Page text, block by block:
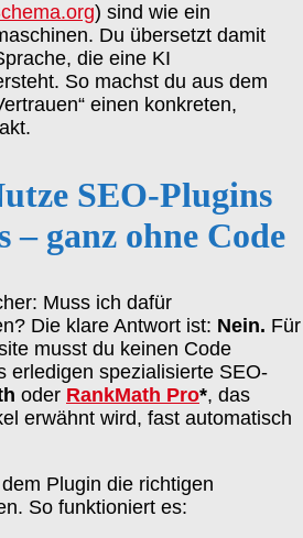
) sind wie ein
Du übersetzt damit
die eine KI
So machst du aus dem
einen konkreten,
SEO-Plugins
– ganz ohne Code
Muss ich dafür
Die klare Antwort ist: Nein. Für
musst du keinen Code
erledigen spezialisierte SEO-
oder RankMath Pro*, das
erwähnt wird, fast automatisch
Plugin die richtigen
So funktioniert es: